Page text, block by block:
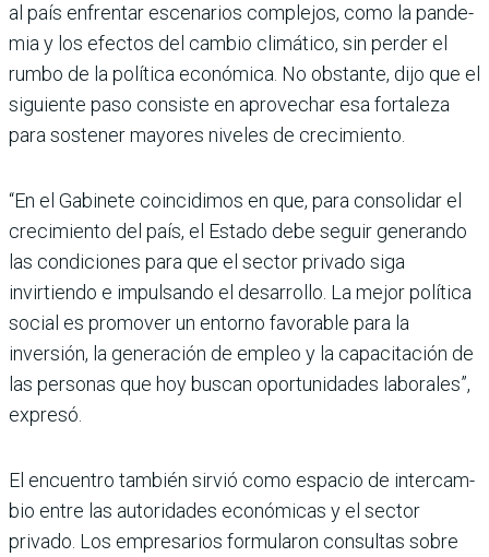
al país enfrentar escenarios complejos, como la pande­
mia y los efectos del cam­bio climático, sin perder el
rumbo de la política econó­mica. No obstante, dijo que el
siguiente paso consiste en aprovechar esa fortaleza
para sostener mayores nive­les de crecimiento.
“En el Gabinete coincidimos en que, para consolidar el
cre­cimiento del país, el Estado debe seguir generando
las condiciones para que el sec­tor privado siga
invirtiendo e impulsando el desarrollo. La mejor política
social es promo­ver un entorno favorable para la
inversión, la generación de empleo y la capacitación de
las personas que hoy buscan opor­tunidades laborales”,
expresó.
El encuentro también sirvió como espacio de intercam­
bio entre las autoridades eco­nómicas y el sector
privado. Los empresarios formula­ron consultas sobre